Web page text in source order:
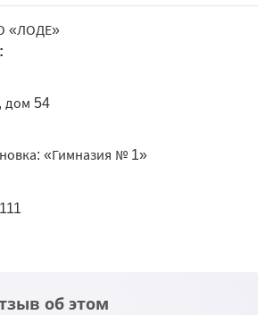
«ЛОДЕ»
дом 54
«Гимназия № 1»
об этом